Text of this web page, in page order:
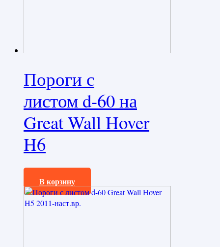
Пороги с
листом d-60 на
Great Wall Hover
H6
26760,0₽
В корзину